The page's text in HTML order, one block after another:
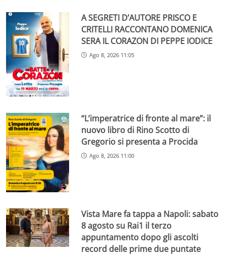
A SEGRETI D’AUTORE PRISCO E
CRITELLI RACCONTANO DOMENICA
SERA IL CORAZON DI PEPPE IODICE
Ago 8, 2026 11:05
“L’imperatrice di fronte al mare”: il
nuovo libro di Rino Scotto di
Gregorio si presenta a Procida
Ago 8, 2026 11:00
Vista Mare fa tappa a Napoli: sabato
8 agosto su Rai1 il terzo
appuntamento dopo gli ascolti
record delle prime due puntate